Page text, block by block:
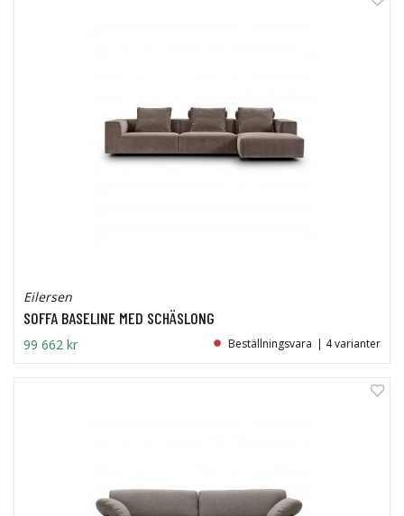
Eilersen
SOFFA BASELINE MED SCHÄSLONG
99 662 kr Beställningsvara | 4 varianter